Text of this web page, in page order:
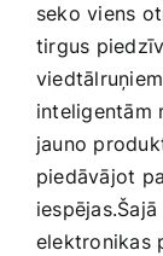
Mēbeles un
Medicīnas
seko viens
tirgus
inteligentām
jauno
piedāvājot
elektronikas